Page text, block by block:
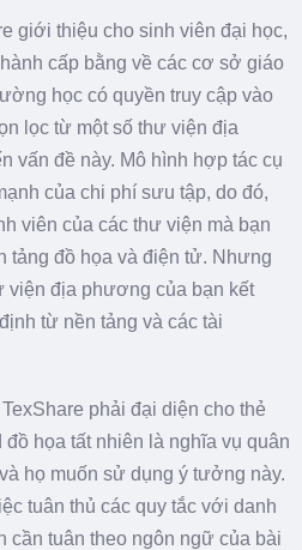
giới thiệu cho sinh viên đại học,
cấp bằng về các cơ sở giáo
học có quyền truy cập vào
lọc từ một số thư viện địa
vấn đề này. Mô hình hợp tác cụ
của chi phí sưu tập, do đó,
viên của các thư viện mà bạn
tảng đồ họa và điện tử. Nhưng
viện địa phương của bạn kết
từ nền tảng và các tài
phải đại diện cho thẻ
họa tất nhiên là nghĩa vụ quân
họ muốn sử dụng ý tưởng này.
tuân thủ các quy tắc với danh
cần tuân theo ngôn ngữ của bài